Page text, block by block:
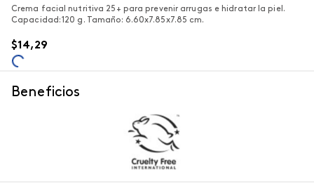
Crema facial nutritiva 25+ para prevenir arrugas e hidratar la piel.
Capacidad: 120 g. Tamaño: 6.60x7.85x7.85 cm.
$14,29
Beneficios